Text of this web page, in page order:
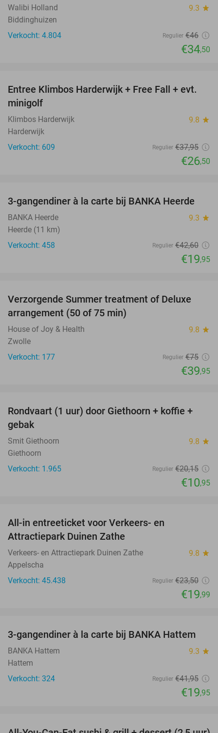
Walibi Holland 9.3 star
Biddinghuizen
Verkocht: 4.804
Regulier €46
€34,50
30%
Entree Klimbos Harderwijk + Free Fall + evt.
minigolf
Klimbos Harderwijk 9.8 star
Harderwijk
Verkocht: 609
Regulier €37,95
€26,50
53%
3-gangendiner à la carte bij BANKA Heerde
BANKA Heerde 9.3 star
Heerde (11 km)
Verkocht: 458
Regulier €42,60
€19,95
47%
Verzorgende Summer treatment of Deluxe
arrangement (50 of 75 min)
House of Joy & Health 9.8 star
Zwolle
Verkocht: 177
Regulier €75
€39,95
46%
Rondvaart (1 uur) door Giethoorn + koffie +
gebak
Smit Giethoorn 9.8 star
Giethoorn
Verkocht: 1.965
Regulier €20,15
€10,95
All-in entreeticket voor Verkeers- en
Attractiepark Duinen Zathe
Verkeers- en Attractiepark Duinen Zathe 9.8 star
Appelscha
Verkocht: 45.438
Regulier €23,50
€19,99
52%
3-gangendiner à la carte bij BANKA Hattem
BANKA Hattem 9.3 star
Hattem
Verkocht: 324
Regulier €41,95
€19,95